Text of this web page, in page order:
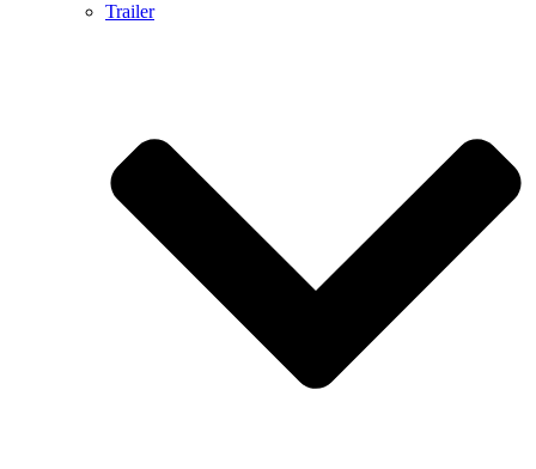
Trailer